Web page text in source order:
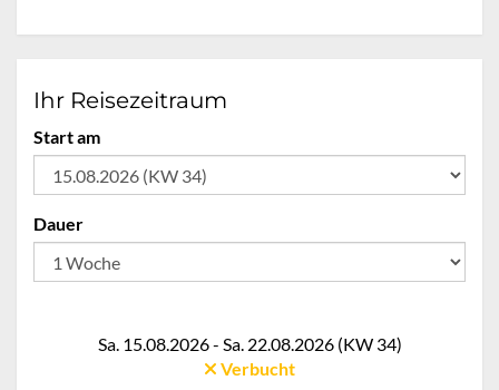
Ihr Reisezeitraum
Start am
Dauer
Sa. 15.08.2026 - Sa. 22.08.2026 (KW 34)
Verbucht